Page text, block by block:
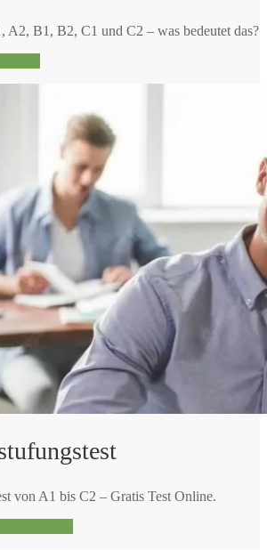
A2, B1, B2, C1 und C2 – was bedeutet das?
von A1 bis C2 – Gratis Test Online.